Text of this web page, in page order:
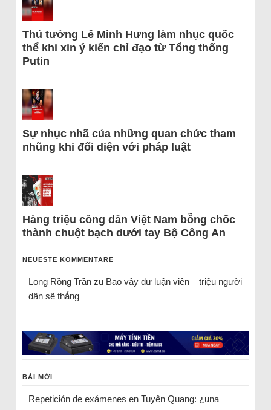
Thủ tướng Lê Minh Hưng làm nhục quốc
thể khi xin ý kiến chỉ đạo từ Tổng thống
Putin
Sự nhục nhã của những quan chức tham
nhũng khi đối diện với pháp luật
Hàng triệu công dân Việt Nam bỗng chốc
thành chuột bạch dưới tay Bộ Công An
NEUESTE KOMMENTARE
Long Rồng Trầnzu Bao vây dư luận viên – triệu người
dân sẽ thắng
BÀI MỚI
Repetición de exámenes en Tuyên Quang: ¿una